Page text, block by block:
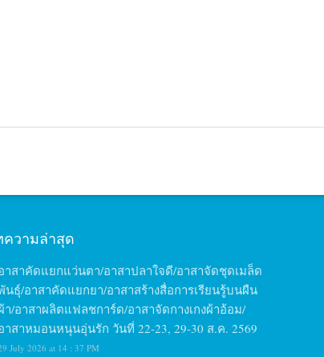
วามล่าสุด
าสาคัดแยกแว่นตา/อาสาปลาใจดี/อาสาจัดชุดเมล็ด
นธุ์/อาสาคัดแยกยา/อาสาสร้างสื่อการเรียนรู้บนผืน
า/อาสาผลิตแฟลชการ์ด/อาสาจัดกางเกงผ้าอ้อม/
าสาหมอนหนุนอุ่นรัก วันที่ 22-23, 29-30 ส.ค. 2569
July 2026 at 14 : 37 PM